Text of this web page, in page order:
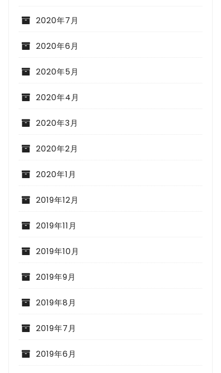
2020年7月
2020年6月
2020年5月
2020年4月
2020年3月
2020年2月
2020年1月
2019年12月
2019年11月
2019年10月
2019年9月
2019年8月
2019年7月
2019年6月